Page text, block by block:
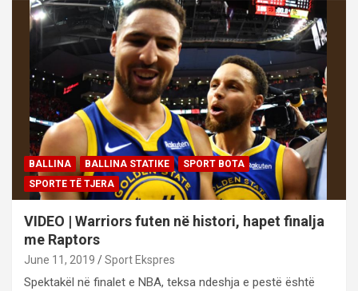
BALLINA BALLINA STATIKE
SPORT BOTA
SPORTE TË TJERA
VIDEO | Warriors futen në histori, hapet finalja
me Raptors
June 11, 2019 Sport Ekspres
Spektakël në finalet e NBA, teksa ndeshja e pestë është